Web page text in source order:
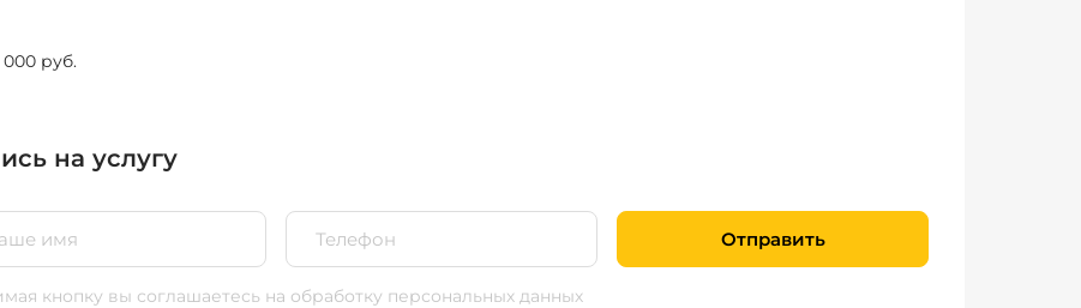
000 руб.
на услугу
Отправить
кнопку вы соглашаетесь на обработку персональных данных